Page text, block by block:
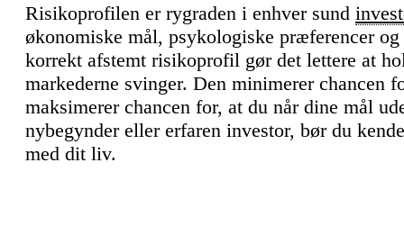
Risikoprofilen er rygraden i enhver sund
økonomiske mål, psykologiske præferencer
korrekt afstemt risikoprofil gør det lettere at
markederne svinger. Den minimerer chancen
maksimerer chancen for, at du når dine mål
nybegynder eller erfaren investor, bør du
med dit liv.